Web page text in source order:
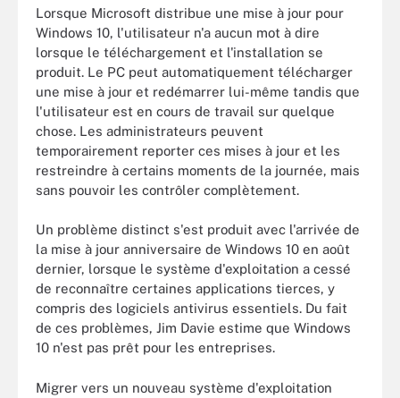
Lorsque Microsoft distribue une mise à jour pour
Windows 10, l'utilisateur n'a aucun mot à dire
lorsque le téléchargement et l'installation se
produit. Le PC peut automatiquement télécharger
une mise à jour et redémarrer lui-même tandis que
l'utilisateur est en cours de travail sur quelque
chose. Les administrateurs peuvent
temporairement reporter ces mises à jour et les
restreindre à certains moments de la journée, mais
sans pouvoir les contrôler complètement.
Un problème distinct s'est produit avec l'arrivée de
la mise à jour anniversaire de Windows 10 en août
dernier, lorsque le système d'exploitation a cessé
de reconnaître certaines applications tierces, y
compris des logiciels antivirus essentiels. Du fait
de ces problèmes, Jim Davie estime que Windows
10 n'est pas prêt pour les entreprises.
Migrer vers un nouveau système d'exploitation